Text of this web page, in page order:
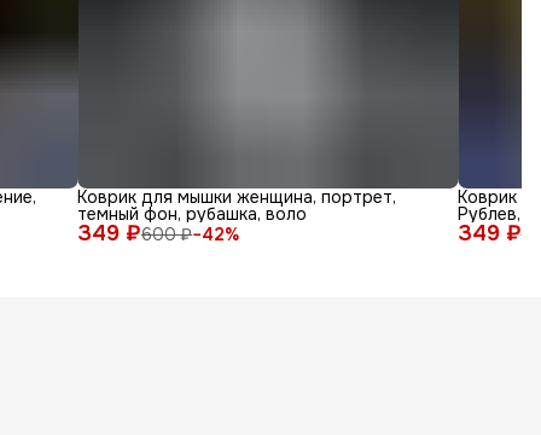
349 ₽600 ₽−42%
Коврик для мышки женщина, портрет,
темный фон, рубашка, воло
349 ₽
Коврик
Рублев,